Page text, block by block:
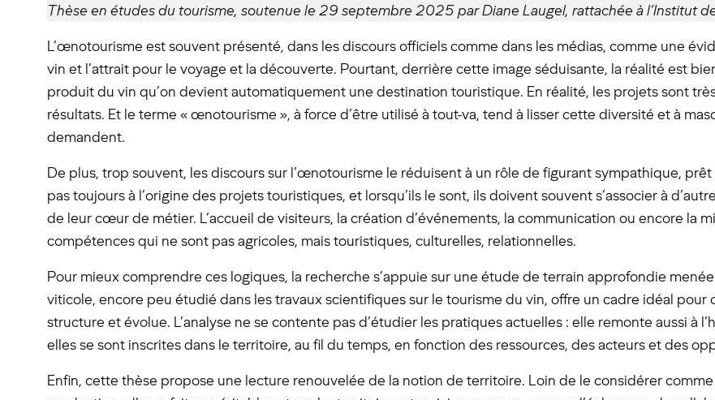
Thèse en études du tourisme, soutenue le 29 septembre 2025 par Diane Laugel, rattachée à l’Institut
L’œnotourisme est souvent présenté, dans les discours officiels comme dans les médias, comme une
vin et l’attrait pour le voyage et la découverte. Pourtant, derrière cette image séduisante, la réalité est
produit du vin qu’on devient automatiquement une destination touristique. En réalité, les projets sont
résultats. Et le terme « œnotourisme », à force d’être utilisé à tout-va, tend à lisser cette diversité et à
demandent.
De plus, trop souvent, les discours sur l’œnotourisme le réduisent à un rôle de figurant sympathique,
pas toujours à l’origine des projets touristiques, et lorsqu’ils le sont, ils doivent souvent s’associer à
de leur cœur de métier. L’accueil de visiteurs, la création d’événements, la communication ou encore la
compétences qui ne sont pas agricoles, mais touristiques, culturelles, relationnelles.
Pour mieux comprendre ces logiques, la recherche s’appuie sur une étude de terrain approfondie
viticole, encore peu étudié dans les travaux scientifiques sur le tourisme du vin, offre un cadre idéal
structure et évolue. L’analyse ne se contente pas d’étudier les pratiques actuelles : elle remonte aussi à
elles se sont inscrites dans le territoire, au fil du temps, en fonction des ressources, des acteurs et des
Enfin, cette thèse propose une lecture renouvelée de la notion de territoire. Loin de le considérer